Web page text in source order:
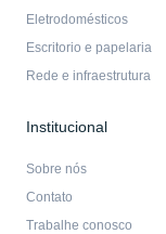
Eletrodomésticos
Escritorio e papelaria
Rede e infraestrutura
Institucional
Sobre nós
Contato
Trabalhe conosco